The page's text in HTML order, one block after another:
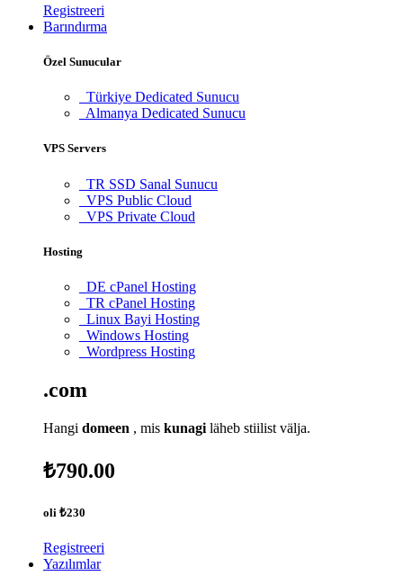
Registreeri
Barındırma
Özel Sunucular
Türkiye Dedicated Sunucu
Almanya Dedicated Sunucu
VPS Servers
TR SSD Sanal Sunucu
VPS Public Cloud
VPS Private Cloud
Hosting
DE cPanel Hosting
TR cPanel Hosting
Linux Bayi Hosting
Windows Hosting
Wordpress Hosting
.com
Hangi domeen , mis kunagi läheb stiilist välja.
₺790.00
oli ₺230
Registreeri
Yazılımlar